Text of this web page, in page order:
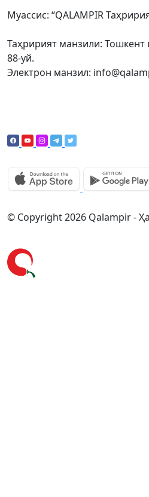
Муассис: “QALAMPIR
Таҳририят манзили:
88-уй.
Электрон манзил:
© Copyright 2026 Qalampir -